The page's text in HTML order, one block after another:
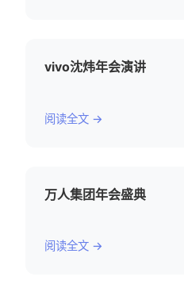
vivo沈炜年会演讲
阅读全文 →
万人集团年会盛典
阅读全文 →